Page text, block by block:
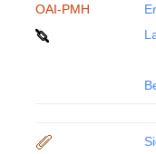
OAI-PMH